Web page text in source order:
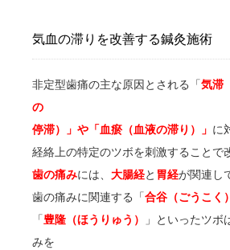
気血の滞りを改善する鍼灸施術
非定型歯痛の主な原因とされる「気滞
の
停滞）」や「血瘀（血液の滞り）」 に
経絡上の特定のツボを刺激することで
歯の痛みには、 大腸経と 胃経が関連し
歯の痛みに関連する「合谷（ごうこく）
「豊隆（ほうりゅう）
」といったツボ
みを